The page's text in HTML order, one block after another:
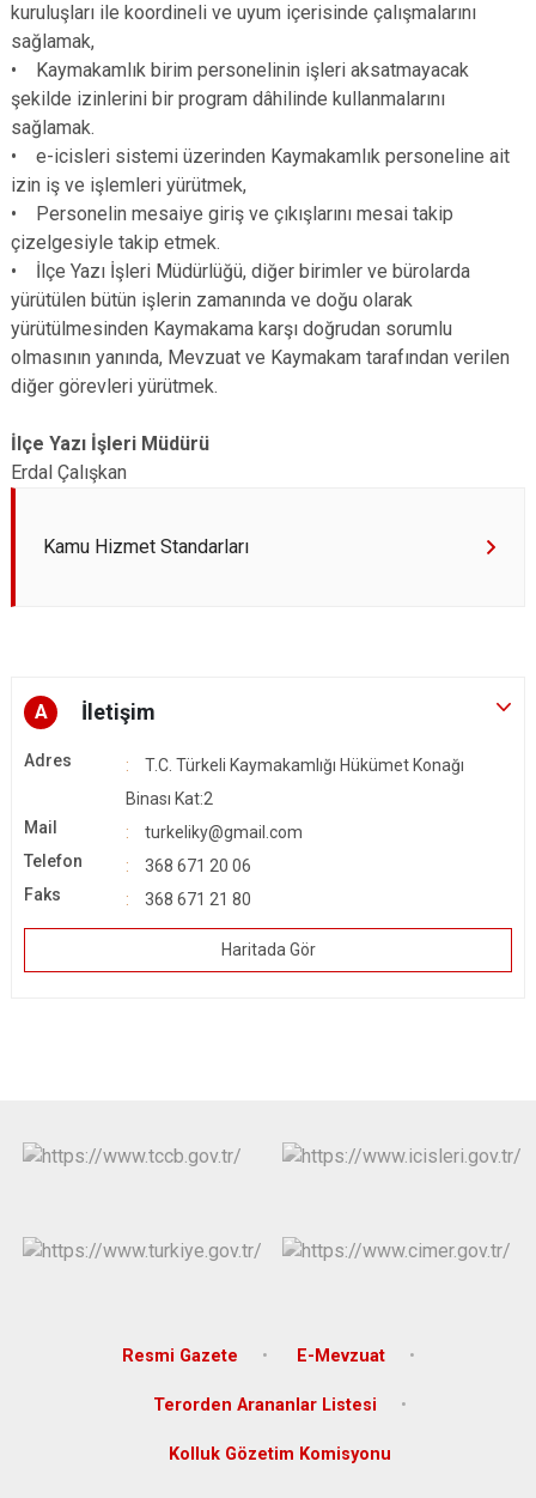
kuruluşları ile koordineli ve uyum içerisinde çalışmalarını
sağlamak,
• Kaymakamlık birim personelinin işleri aksatmayacak
şekilde izinlerini bir program dâhilinde kullanmalarını
sağlamak.
• e-icisleri sistemi üzerinden Kaymakamlık personeline ait
izin iş ve işlemleri yürütmek,
• Personelin mesaiye giriş ve çıkışlarını mesai takip
çizelgesiyle takip etmek.
• İlçe Yazı İşleri Müdürlüğü, diğer birimler ve bürolarda
yürütülen bütün işlerin zamanında ve doğu olarak
yürütülmesinden Kaymakama karşı doğrudan sorumlu
olmasının yanında, Mevzuat ve Kaymakam tarafından verilen
diğer görevleri yürütmek.
İlçe Yazı İşleri Müdürü
Erdal Çalışkan
Kamu Hizmet Standarları
A İletişim
Adres
T.C. Türkeli Kaymakamlığı Hükümet Konağı
Binası Kat:2
Mail
turkeliky@gmail.com
Telefon
368 671 20 06
Faks
368 671 21 80
Haritada Gör
Resmi Gazete E-Mevzuat
Terorden Arananlar Listesi
Kolluk Gözetim Komisyonu